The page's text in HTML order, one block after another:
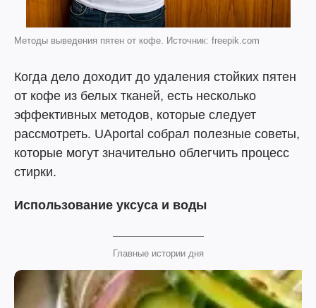
Методы выведения пятен от кофе. Источник: freepik.com
Когда дело доходит до удаления стойких пятен
от кофе из белых тканей, есть несколько
эффективных методов, которые следует
рассмотреть. UAportal собрал полезные советы,
которые могут значительно облегчить процесс
стирки.
Использование уксуса и воды
Главные истории дня